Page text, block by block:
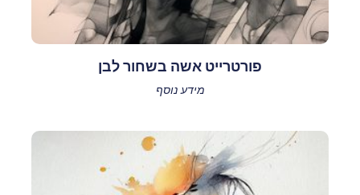
פורטרייט אשה בשחור לבן
מידע נוסף